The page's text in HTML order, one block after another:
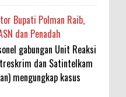
Bupati Polman Raib,
dan Penadah
gabungan Unit Reaksi
dan Satintelkam
mengungkap kasus